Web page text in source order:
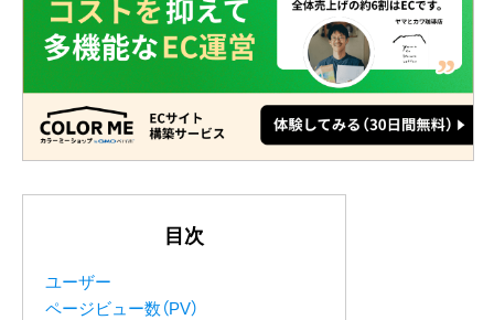
目次
ユーザー
ページビュー数（PV）